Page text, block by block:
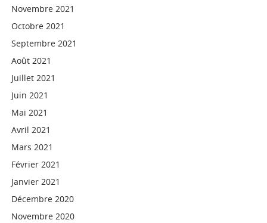
Novembre 2021
Octobre 2021
Septembre 2021
Août 2021
Juillet 2021
Juin 2021
Mai 2021
Avril 2021
Mars 2021
Février 2021
Janvier 2021
Décembre 2020
Novembre 2020